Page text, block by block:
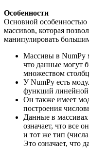
Особенности
Основной особенностью
массивов, которая
манипулировать
Массивы в NumPy
что данные могут
множеством
У NumPy есть
функций линейной
Он также имеет
построения
Данные в
означает, что все
и тот же тип
Это означает, что